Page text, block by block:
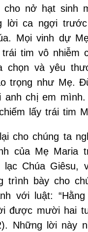
nở hạt sinh
lời ca ngợi
Mọi vinh dự
tim vô nhiễm
chọn và yêu
trọng như Mẹ.
chị em
lấy trái tim
cho chúng ta
của Mẹ Maria
lạc Chúa Giêsu,
trình bày cho
với luật:
được mười hai
Những lời này